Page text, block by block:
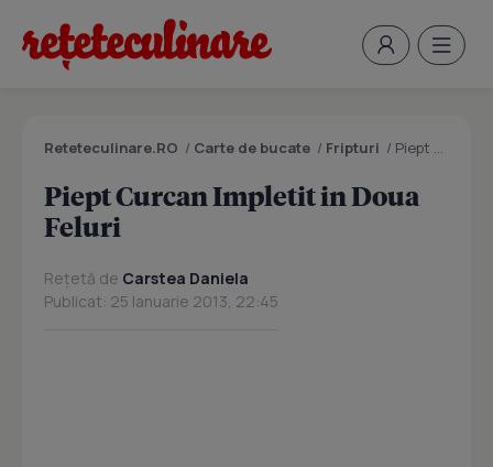
Reteteculinare.RO / Carte de bucate / Fripturi / Piept Curcan Impletit in Doua Feluri
Piept Curcan Impletit in Doua
Feluri
Rețetă de Carstea Daniela
Publicat: 25 Ianuarie 2013, 22:45